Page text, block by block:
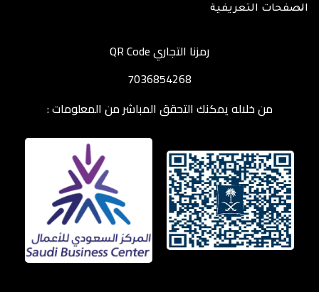
الصفحات التعريفية
رمزنا التجاري QR Code
7036854268
من خلاله يمكنك التحقق المباشر من المعلومات :